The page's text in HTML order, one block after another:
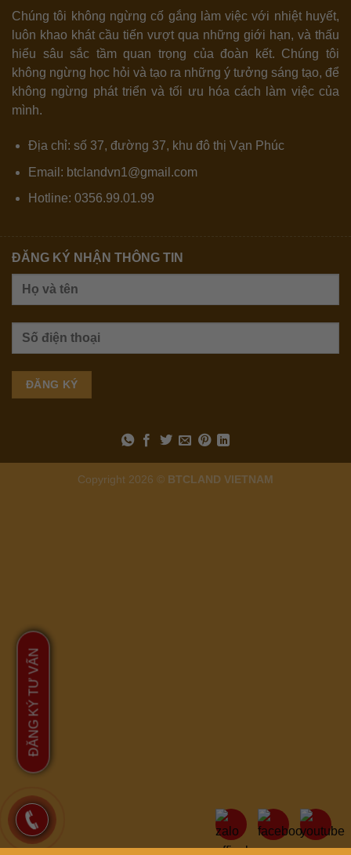
Chúng tôi không ngừng cố gắng làm việc với nhiệt huyết,
luôn khao khát cầu tiến vượt qua những giới hạn, và thấu
hiểu sâu sắc tầm quan trọng của đoàn kết. Chúng tôi
không ngừng học hỏi và tạo ra những ý tưởng sáng tạo, để
không ngừng phát triển và tối ưu hóa cách làm việc của
mình.
Địa chỉ: số 37, đường 37, khu đô thị Vạn Phúc
Email: btclandvn1@gmail.com
Hotline: 0356.99.01.99
ĐĂNG KÝ NHẬN THÔNG TIN
Copyright 2026 © BTCLAND VIETNAM
ĐĂNG KÝ TƯ VẤN